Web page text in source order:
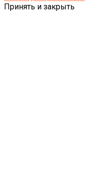
Принять и закрыть